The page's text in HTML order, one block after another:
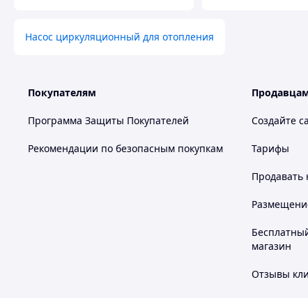
Насос циркуляционный для отопления
Покупателям
Программа Защиты Покупателей
Рекомендации по безопасным покупкам
Создайте
Тарифы
Продавать
магазин
Отзывы